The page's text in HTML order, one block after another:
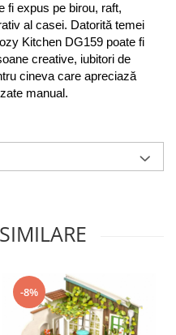
fi expus pe birou, raft,
al casei. Datorită temei
Kitchen DG159 poate fi
creative, iubitori de
cineva care apreciază
manual.
-8%